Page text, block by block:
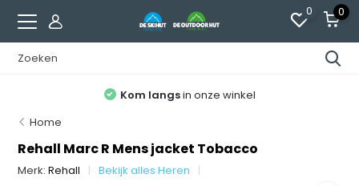
0 0
Kom langsin onze winkel
Home
Rehall Marc R Mens jacket Tobacco
Merk:Rehall Bekijk alles Heren